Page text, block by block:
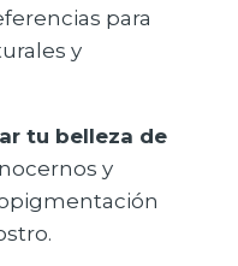
para
y
tu belleza de
y